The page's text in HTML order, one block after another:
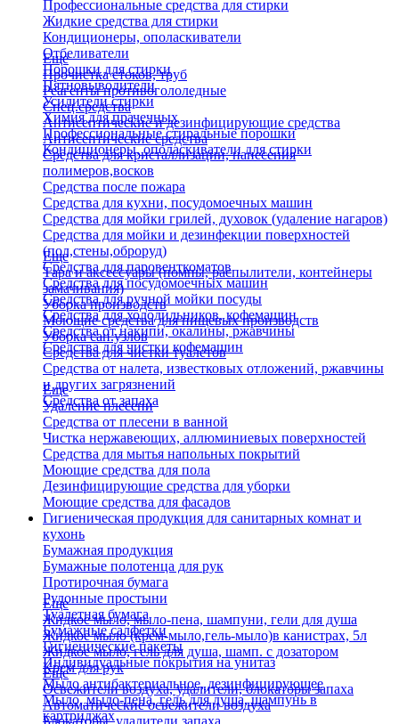
Профессиональные средства для стирки
Жидкие средства для стирки
Кондиционеры, ополаскиватели
Отбеливатели
Порошки для стирки
Пятновыводители
Усилители стирки
Химия для прачечных
Профессиональные стиральные порошки
Кондиционеры, ополаскиватели для стирки
Еще
Прочистка стоков, труб
Реагенты противогололедные
Спец.средства
Антисептические и дезинфицирующие средства
Антисептические средства
Средства для кристаллизации, нанесения
полимеров,восков
Средства после пожара
Средства для кухни, посудомоечных машин
Средства для мойки грилей, духовок (удаление нагаров)
Средства для мойки и дезинфекции поверхностей
(пол,стены,оброруд)
Средства для паровенткоматов
Средства для посудомоечных машин
Средства для ручной мойки посуды
Средства для холодильников, кофемашин
Средства от накипи, окалины, ржавчины
Средства для чистки кофемашин
Еще
Тара и аксессуары (помпы, распылители, контейнеры
замачивания)
Уборка производств
Моющие средства для пищевых производств
Уборка сан.узлов
Средства для чистки туалетов
Средства от налета, известковых отложений, ржавчины
и других загрязнений
Средства от запаха
Еще
Удаление плесени
Средства от плесени в ванной
Чистка нержавеющих, аллюминиевых поверхностей
Средства для мытья напольных покрытий
Моющие средства для пола
Дезинфицирующие средства для уборки
Моющие средства для фасадов
Гигиеническая продукция для санитарных комнат и
кухонь
Бумажная продукция
Бумажные полотенца для рук
Протирочная бумага
Рулонные простыни
Туалетная бумага
Бумажные салфетки
Гигиенические пакеты
Индивидуальные покрытия на унитаз
Еще
Жидкое мыло, мыло-пена, шампуни, гели для душа
Жидкое мыло (крем-мыло,гель-мыло)в канистрах, 5л
Жидкое мыло, гель для душа, шамп. с дозатором
Крем для рук
Мыло антибактериальное, дезинфицирующее
Мыло, мыло-пена, гель для душа, шампунь в
картриджах
Еще
Освежители воздуха, удалители, блокаторы запаха
Автоматические освежители воздуха
Блокаторы, удалители запаха